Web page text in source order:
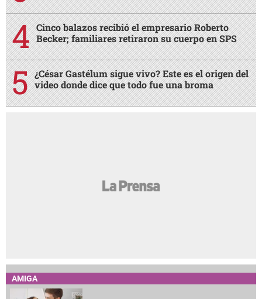
Cinco balazos recibió el empresario Roberto
Becker; familiares retiraron su cuerpo en SPS
¿César Gastélum sigue vivo? Este es el origen del
video donde dice que todo fue una broma
AMIGA